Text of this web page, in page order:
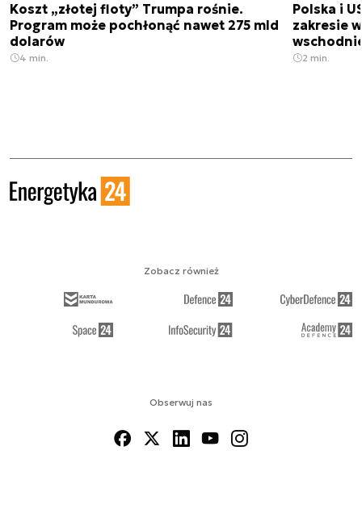
Koszt „złotej floty” Trumpa rośnie.
Program może pochłonąć nawet 275 mld
dolarów
4 min.
Polska i
zakresie
2 min.
Obserwuj nas
Zobacz również